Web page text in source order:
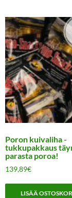
Poron kuivaliha -
tukkupakkaus
parasta poroa!
139,89€
LISÄÄ